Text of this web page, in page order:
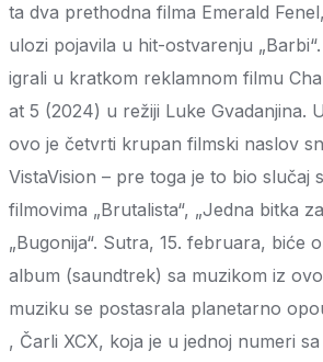
ta dva prethodna filma Emerald
ulozi pojavila u hit-ostvarenju
igrali u kratkom reklamnom filmu
at 5 (2024) u režiji Luke Gvadanjina.
ovo je četvrti krupan filmski naslov
VistaVision – pre toga je to bio slučaj
filmovima „Brutalista“, „Jedna bitka
„Bugonija“. Sutra, 15. februara, biće
album (saundtrek) sa muzikom iz
muziku se postasrala planetarno
, Čarli XCX, koja je u jednoj numeri